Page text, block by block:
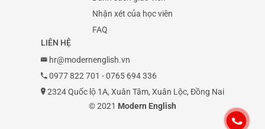
Nhận xét của học viên
FAQ
LIÊN HỆ
hr@modernenglish.vn
0977 822 701 -0765 694 336
2324 Quốc lộ 1A, Xuân Tâm, Xuân Lộc, Đồng Nai
© 2021 Modern English